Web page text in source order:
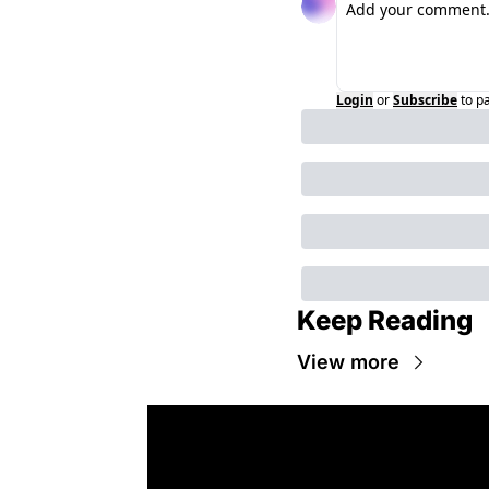
Login orSubscribeto
Keep Reading
View more